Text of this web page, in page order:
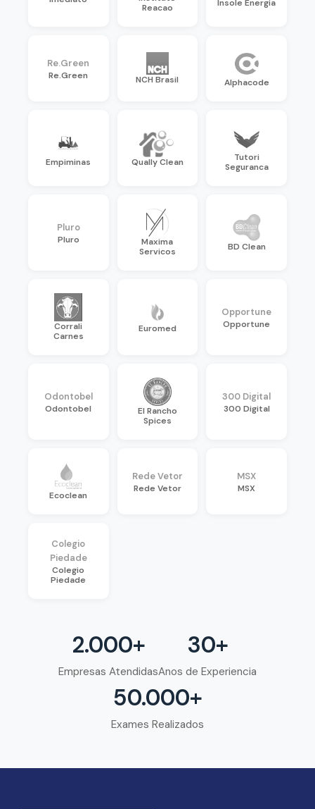
Reacao
Insole Energia
Re.Green
Re.Green NCH Brasil Alphacode
Empiminas Qually Clean
Tutori
Seguranca
Pluro
Pluro
Maxima
Servicos
BD Clean
Corrali
Carnes
Euromed
Opportune
Opportune
Odontobel
Odontobel
El Rancho
Spices
300 Digital
300 Digital
Ecoclean
Rede Vetor
Rede Vetor
MSX
MSX
Colegio
Piedade
Colegio
Piedade
2.000+
Empresas Atendidas
30+
Anos de Experiencia
50.000+
Exames Realizados